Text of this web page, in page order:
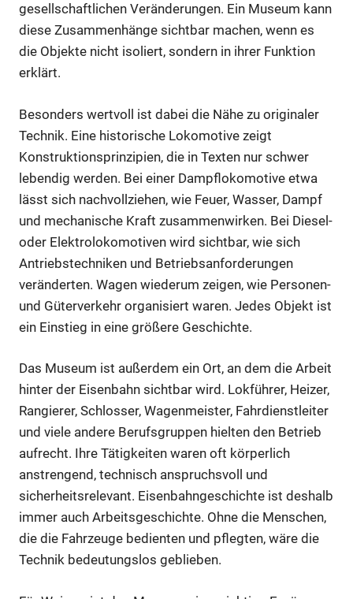
gesellschaftlichen Veränderungen. Ein Museum kann
diese Zusammenhänge sichtbar machen, wenn es
die Objekte nicht isoliert, sondern in ihrer Funktion
erklärt.
Besonders wertvoll ist dabei die Nähe zu originaler
Technik. Eine historische Lokomotive zeigt
Konstruktionsprinzipien, die in Texten nur schwer
lebendig werden. Bei einer Dampflokomotive etwa
lässt sich nachvollziehen, wie Feuer, Wasser, Dampf
und mechanische Kraft zusammenwirken. Bei Diesel-
oder Elektrolokomotiven wird sichtbar, wie sich
Antriebstechniken und Betriebsanforderungen
veränderten. Wagen wiederum zeigen, wie Personen-
und Güterverkehr organisiert waren. Jedes Objekt ist
ein Einstieg in eine größere Geschichte.
Das Museum ist außerdem ein Ort, an dem die Arbeit
hinter der Eisenbahn sichtbar wird. Lokführer, Heizer,
Rangierer, Schlosser, Wagenmeister, Fahrdienstleiter
und viele andere Berufsgruppen hielten den Betrieb
aufrecht. Ihre Tätigkeiten waren oft körperlich
anstrengend, technisch anspruchsvoll und
sicherheitsrelevant. Eisenbahngeschichte ist deshalb
immer auch Arbeitsgeschichte. Ohne die Menschen,
die die Fahrzeuge bedienten und pflegten, wäre die
Technik bedeutungslos geblieben.